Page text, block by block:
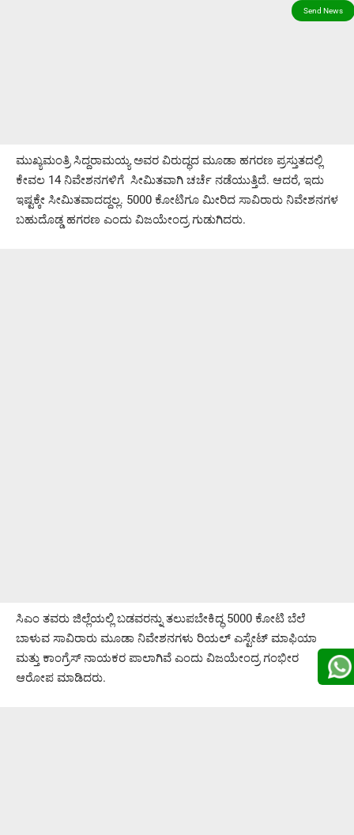
ಮುಖ್ಯಮಂತ್ರಿ ಸಿದ್ದರಾಮಯ್ಯ ಅವರ ವಿರುದ್ಧದ ಮೂಡಾ ಹಗರಣ ಪ್ರಸ್ತುತದಲ್ಲಿ
ಕೇವಲ 14 ನಿವೇಶನಗಳಿಗೆ ಸೀಮಿತವಾಗಿ ಚರ್ಚೆ ನಡೆಯುತ್ತಿದೆ. ಆದರೆ, ಇದು
ಇಷ್ಟಕ್ಕೇ ಸೀಮಿತವಾದದ್ದಲ್ಲ. 5000 ಕೋಟಿಗೂ ಮೀರಿದ ಸಾವಿರಾರು ನಿವೇಶನಗಳ
ಬಹುದೊಡ್ಡ ಹಗರಣ ಎಂದು ವಿಜಯೇಂದ್ರ ಗುಡುಗಿದರು.
ಸಿಎಂ ತವರು ಜಿಲ್ಲೆಯಲ್ಲಿ ಬಡವರನ್ನು ತಲುಪಬೇಕಿದ್ಧ 5000 ಕೋಟಿ ಬೆಲೆ
ಬಾಳುವ ಸಾವಿರಾರು ಮೂಡಾ ನಿವೇಶನಗಳು ರಿಯಲ್ ಎಸ್ಟೇಟ್ ಮಾಫಿಯಾ
ಮತ್ತು ಕಾಂಗ್ರೆಸ್ ನಾಯಕರ ಪಾಲಾಗಿವೆ ಎಂದು ವಿಜಯೇಂದ್ರ ಗಂಭೀರ
ಆರೋಪ ಮಾಡಿದರು.